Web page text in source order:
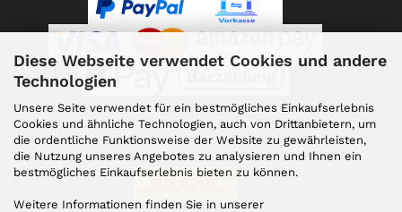
Diese Webseite verwendet Cookies und andere
Technologien
Unsere Seite verwendet für ein bestmögliches Einkaufserlebnis
Cookies und ähnliche Technologien, auch von Drittanbietern, um
die ordentliche Funktionsweise der Website zu gewährleisten,
die Nutzung unseres Angebotes zu analysieren und Ihnen ein
bestmögliches Einkaufserlebnis bieten zu können.
Weitere Informationen finden Sie in unserer
Versand